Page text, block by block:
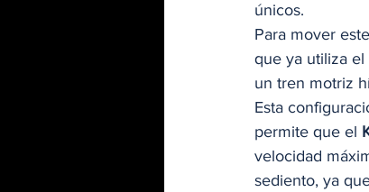
únicos.
Para mover
que ya utiliza
un tren motriz
Esta
permite que el
velocidad
sediento, ya